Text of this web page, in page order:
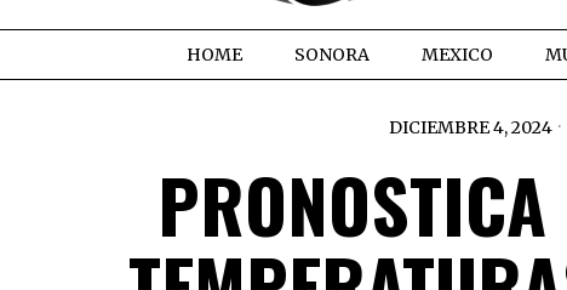
HOME SONORA MEXICO
DICIEMBRE 4, 2024